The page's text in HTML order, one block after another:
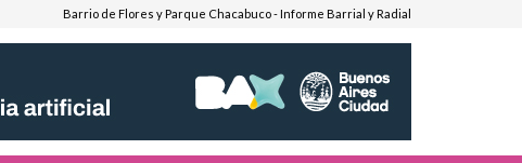
Barrio de Flores y Parque Chacabuco - Informe Barrial y Radial